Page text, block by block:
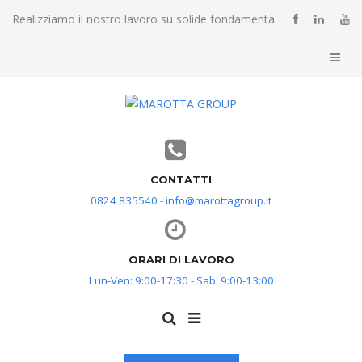
Realizziamo il nostro lavoro su solide fondamenta
CONTATTI
0824 835540 - info@marottagroup.it
ORARI DI LAVORO
Lun-Ven: 9:00-17:30 - Sab: 9:00-13:00